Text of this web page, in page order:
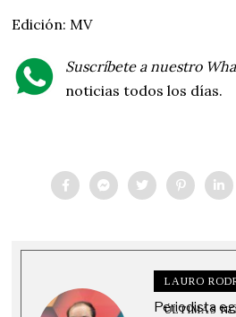
Edición: MV
Suscríbete a nuestro
noticias todos los días.
LAURO
ÚLTIMAS
Periodista